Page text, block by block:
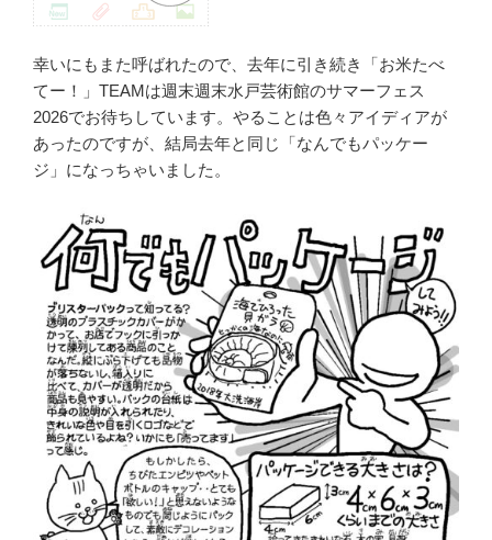
幸いにもまた呼ばれたので、去年に引き続き「お米たべ
てー！」TEAMは週末週末水戸芸術館のサマーフェス
2026でお待ちしています。やることは色々アイディアが
あったのですが、結局去年と同じ「なんでもパッケー
ジ」になっちゃいました。